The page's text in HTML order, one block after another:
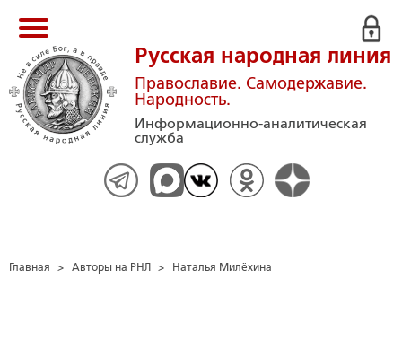
Русская народная линия
Православие. Самодержавие.
Народность.
Информационно-аналитическая
служба
Главная > Авторы на РНЛ > Наталья Милёхина